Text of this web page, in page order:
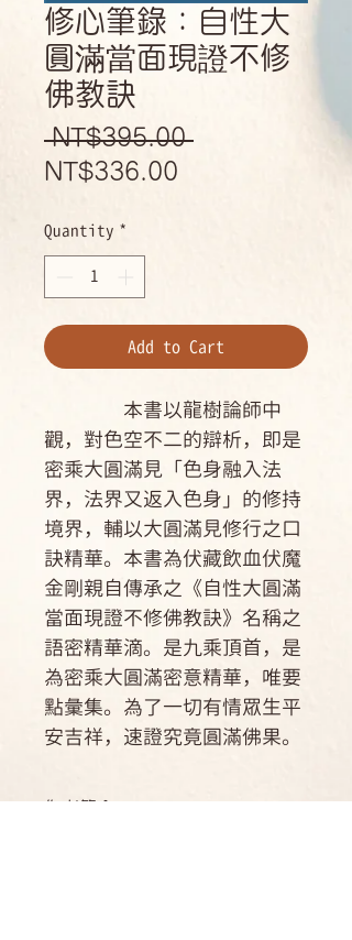
修心筆錄：自性大
圓滿當面現證不修
佛教訣
NT$395.00 Regular
NT$336.00
Quantity *
Add to Cart
本書以龍樹論師中
觀，對色空不二的辯析，即是
密乘大圓滿見「色身融入法
界，法界又返入色身」的修持
境界，輔以大圓滿見修行之口
訣精華。本書為伏藏飲血伏魔
金剛親自傳承之《自性大圓滿
當面現證不修佛教訣》名稱之
語密精華滴。是九乘頂首，是
為密乘大圓滿密意精華，唯要
點彙集。為了一切有情眾生平
安吉祥，速證究竟圓滿佛果。
作者簡介